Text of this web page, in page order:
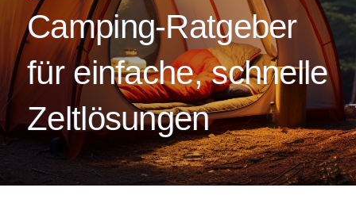
Camping‑Ratgeber
für einfache, schnelle
Zeltlösungen